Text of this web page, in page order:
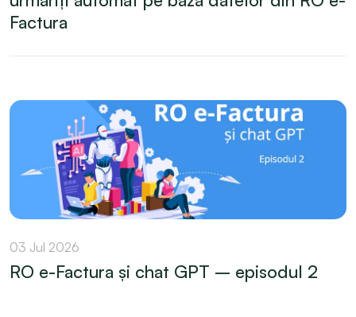
Factura
03 Jul 2026
RO e-Factura și chat GPT – episodul 2